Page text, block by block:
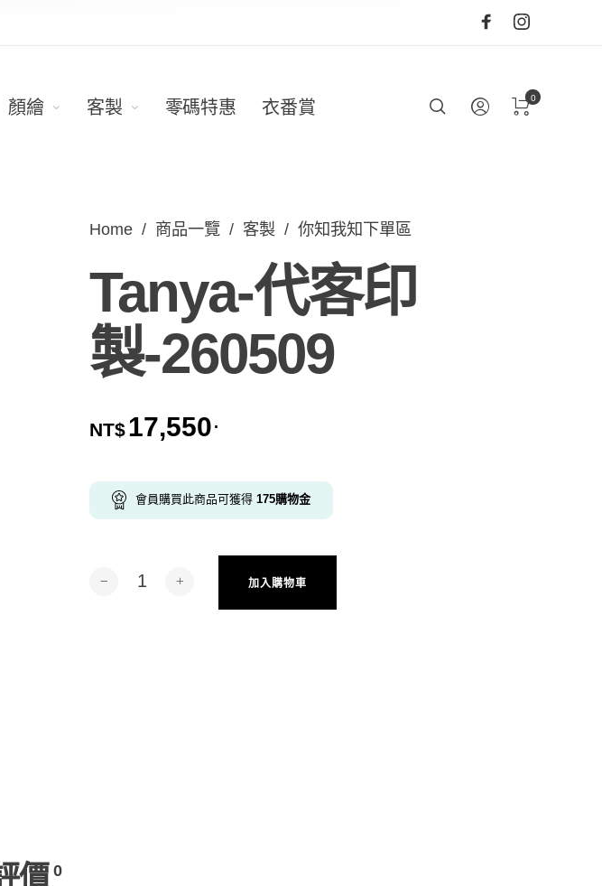
顏繪 客製 零碼特惠 衣番賞 0
Home / 商品一覽 / 客製 / 你知我知下單區
Tanya-代客印
製-260509
NT$17,550 .
會員購買此商品可獲得 175購物金
Tanya-代客印製-260509 數量
加入購物車
價 0